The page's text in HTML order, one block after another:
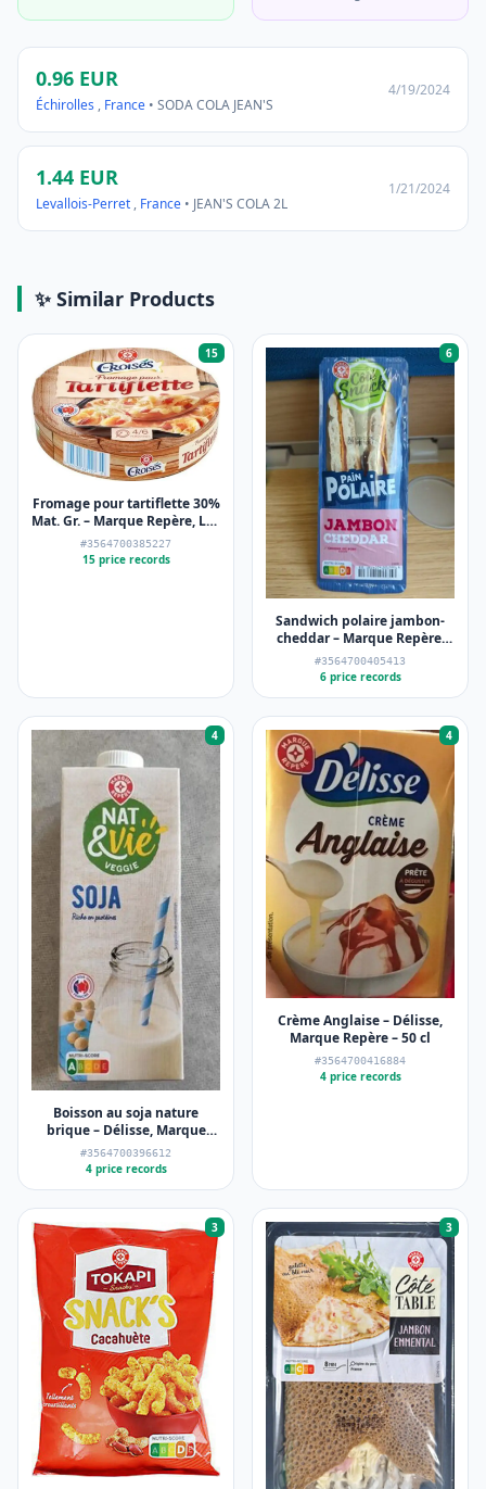
0.96 EUR
Échirolles , France • SODA COLA JEAN'S
4/19/2024
1.44 EUR
Levallois-Perret , France • JEAN'S COLA 2L
1/21/2024
✨ Similar Products
15
Fromage pour tartiflette 30%
Mat. Gr. – Marque Repère, Les
Croisés – 500 g
#3564700385227
15 price records
6
Sandwich polaire jambon-
cheddar – Marque Repère,
Côté Snack – 135 g
#3564700405413
6 price records
4
Boisson au soja nature
brique – Délisse, Marque
Repère, NAT&vie – 6 x 1 l
#3564700396612
4 price records
4
Crème Anglaise – Délisse,
Marque Repère – 50 cl
#3564700416884
4 price records
3 3